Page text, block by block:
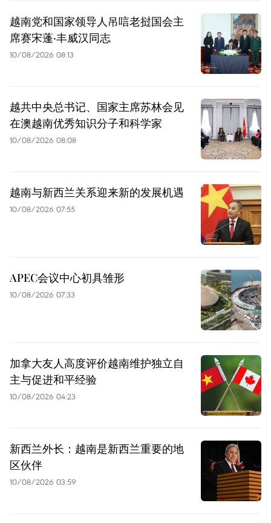
越南党和国家领导人吊唁老挝国会主
席赛宋蓬·丰威汉同志
10/08/2026 08:13
越共中央总书记、国家主席苏林会见
在澳越南优秀知识分子和科学家
10/08/2026 08:08
越南与新西兰关系迎来新的发展机遇
10/08/2026 07:55
APEC会议中心初具雏形
10/08/2026 07:33
加拿大友人高度评价越南维护独立自
主与促进和平经验
10/08/2026 04:23
新西兰外长：越南是新西兰重要的地
区伙伴
10/08/2026 03:59